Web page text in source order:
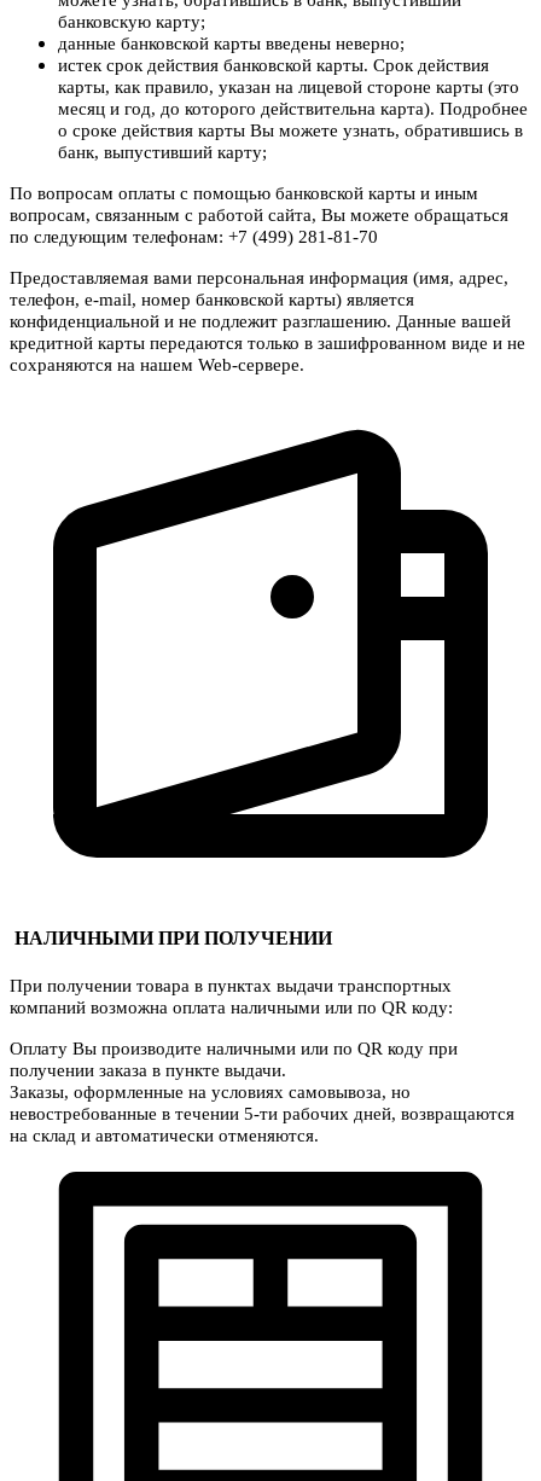
банковскую карту;
данные банковской карты введены неверно;
истек срок действия банковской карты. Срок действия
карты, как правило, указан на лицевой стороне карты (это
месяц и год, до которого действительна карта). Подробнее
о сроке действия карты Вы можете узнать, обратившись в
банк, выпустивший карту;
По вопросам оплаты с помощью банковской карты и иным
вопросам, связанным с работой сайта, Вы можете обращаться
по следующим телефонам: +7 (499) 281-81-70
Предоставляемая вами персональная информация (имя, адрес,
телефон, e-mail, номер банковской карты) является
конфиденциальной и не подлежит разглашению. Данные вашей
кредитной карты передаются только в зашифрованном виде и не
сохраняются на нашем Web-сервере.
НАЛИЧНЫМИ ПРИ ПОЛУЧЕНИИ
При получении товара в пунктах выдачи транспортных
компаний возможна оплата наличными или по QR коду:
Оплату Вы производите наличными или по QR коду при
получении заказа в пункте выдачи.
Заказы, оформленные на условиях самовывоза, но
невостребованные в течении 5-ти рабочих дней, возвращаются
на склад и автоматически отменяются.